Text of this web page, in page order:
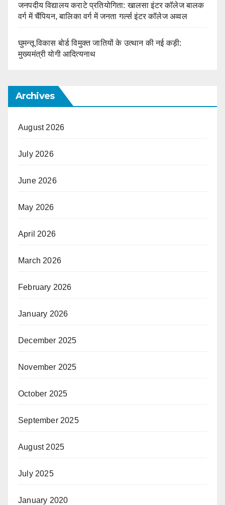
जनपदीय विद्यालय कराटे प्रतियोगिता: खालसा इंटर कॉलेज बालक
वर्ग में चैंपियन, बालिका वर्ग में जनता गर्ल्स इंटर कॉलेज अव्वल
घुमन्तू विकास बोर्ड विमुक्त जातियों के उत्थान की नई कड़ी:
मुख्यमंत्री योगी आदित्यनाथ
Archives
August 2026
July 2026
June 2026
May 2026
April 2026
March 2026
February 2026
January 2026
December 2025
November 2025
October 2025
September 2025
August 2025
July 2025
January 2020